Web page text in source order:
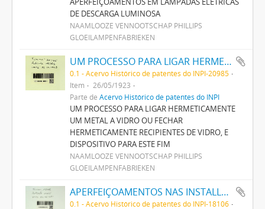
DE DESCARGA LUMINOSA
NAAMLOOZE VENNOOTSCHAP PHILLIPS
GLOEILAMPENFABRIEKEN
UM PROCESSO PARA LIGAR HERMETICAMENTE UM METAL A VIDRO OU FECHAR HERMETICAMENTE RECIPIENTES DE VIDRO, E DISPOSITIVO PARA ESTE FIM
0.1 - Acervo Histórico de patentes do INPI-20985
Item
26/05/1923
Parte de Acervo Histórico de patentes do INPI
UM PROCESSO PARA LIGAR HERMETICAMENTE
UM METAL A VIDRO OU FECHAR
HERMETICAMENTE RECIPIENTES DE VIDRO, E
DISPOSITIVO PARA ESTE FIM
NAAMLOOZE VENNOOTSCHAP PHILLIPS
GLOEILAMPENFABRIEKEN
APERFEIÇOAMENTOS NAS INSTALLAÇÕES DE LUZ ELECTRICA DE CORRENTE ALTERNATIVA
0.1 - Acervo Histórico de patentes do INPI-18106